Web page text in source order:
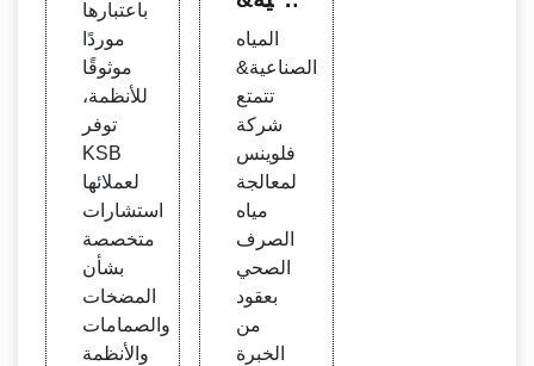
باعتبارها
موردًا
موثوقًا
للأنظمة،
توفر
KSB
لعملائها
استشارات
متخصصة
بشأن
المضخات
والصمامات
والأنظمة
معالج
ة مياه
الصر
ف ال
صحي
- شرك
ة فلو
ينس
المياه
الصناعية&
تتمتع
شركة
فلوينس
لمعالجة
مياه
الصرف
الصحي
بعقود
من
الخبرة